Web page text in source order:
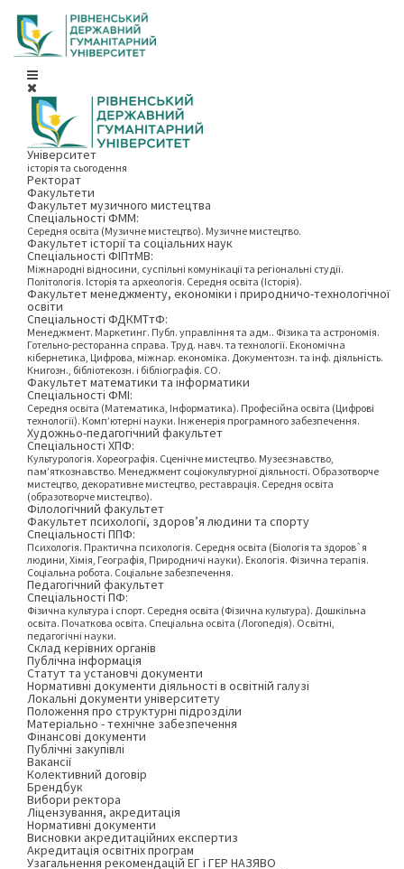
Університет
історія та сьогодення
Ректорат
Факультети
Факультет музичного мистецтва
Спеціальності ФММ:
Середня освіта (Музичне мистецтво). Музичне мистецтво.
Факультет історії та соціальних наук
Спеціальності ФІПтМВ:
Міжнародні відносини, суспільні комунікації та регіональні студії.
Політологія. Історія та археологія. Середня освіта (Історія).
Факультет менеджменту, економіки і природничо-технологічної
освіти
Спеціальності ФДКМТтФ:
Менеджмент. Маркетинг. Публ. управління та адм.. Фізика та астрономія.
Готельно-ресторанна справа. Труд. навч. та технології. Економічна
кібернетика, Цифрова, міжнар. економіка. Документозн. та інф. діяльність.
Книгозн., бібліотекозн. і бібліографія. СО.
Факультет математики та інформатики
Спеціальності ФМІ:
Середня освіта (Математика, Інформатика). Професійна освіта (Цифрові
технології). Комп’ютерні науки. Інженерія програмного забезпечення.
Художньо-педагогічний факультет
Спеціальності ХПФ:
Культурологія. Хореографія. Сценічне мистецтво. Музеєзнавство,
пам’яткознавство. Менеджмент соціокультурної діяльності. Образотворче
мистецтво, декоративне мистецтво, реставрація. Середня освіта
(образотворче мистецтво).
Філологічний факультет
Факультет психології, здоров’я людини та спорту
Спеціальності ППФ:
Психологія. Практична психологія. Середня освіта (Біологія та здоров`я
людини, Хімія, Географія, Природничі науки). Екологія. Фізична терапія.
Соціальна робота. Соціальне забезпечення.
Педагогічний факультет
Спеціальності ПФ:
Фізична культура і спорт. Середня освіта (Фізична культура). Дошкільна
освіта. Початкова освіта. Спеціальна освіта (Логопедія). Освітні,
педагогічні науки.
Склад керівних органів
Публічна інформація
Статут та установчі документи
Нормативні документи діяльності в освітній галузі
Локальні документи університету
Положення про структурні підрозділи
Матеріально - технічне забезпечення
Фінансові документи
Публічні закупівлі
Вакансії
Колективний договір
Брендбук
Вибори ректора
Ліцензування, акредитація
Нормативні документи
Висновки акредитаційних експертиз
Акредитація освітніх програм
Узагальнення рекомендацій ЕГ і ГЕР НАЗЯВО